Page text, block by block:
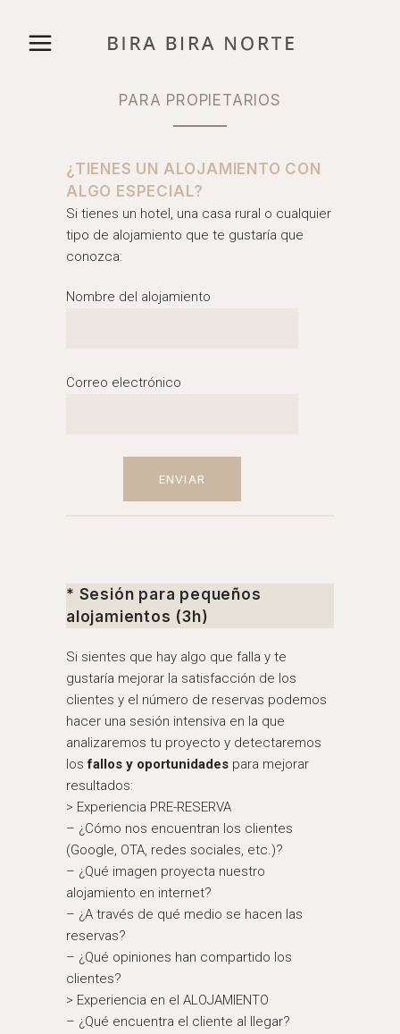
PARA PROPIETARIOS
¿TIENES UN ALOJAMIENTO CON
ALGO ESPECIAL?
Si tienes un hotel, una casa rural o cualquier
tipo de alojamiento que te gustaría que
conozca:
Nombre del alojamiento
Correo electrónico
* Sesión para pequeños
alojamientos (3h)
Si sientes que hay algo que falla y te
gustaría mejorar la satisfacción de los
clientes y el número de reservas podemos
hacer una sesión intensiva en la que
analizaremos tu proyecto y detectaremos
losfallos y oportunidades para mejorar
resultados:
> Experiencia PRE-RESERVA
– ¿Cómo nos encuentran los clientes
(Google, OTA, redes sociales, etc.)?
– ¿Qué imagen proyecta nuestro
alojamiento en internet?
– ¿A través de qué medio se hacen las
reservas?
– ¿Qué opiniones han compartido los
clientes?
> Experiencia en el ALOJAMIENTO
– ¿Qué encuentra el cliente al llegar?